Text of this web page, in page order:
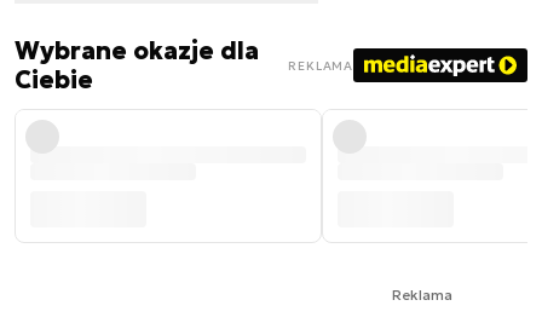
Wybrane okazje dla
Ciebie
REKLAMA
Reklama